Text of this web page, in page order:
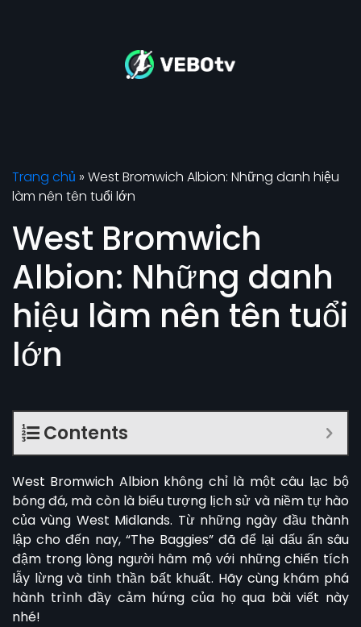
Trang chủ » West Bromwich Albion: Những danh hiệu
làm nên tên tuổi lớn
West Bromwich
Albion: Những danh
hiệu làm nên tên tuổi
lớn
Contents
West Bromwich Albionkhông chỉ là một câu lạc bộ
bóng đá, mà còn là biểu tượng lịch sử và niềm tự hào
của vùng West Midlands. Từ những ngày đầu thành
lập cho đến nay, “The Baggies” đã để lại dấu ấn sâu
đậm trong lòng người hâm mộ với những chiến tích
lẫy lừng và tinh thần bất khuất. Hãy cùng khám phá
hành trình đầy cảm hứng của họ qua bài viết này
nhé!